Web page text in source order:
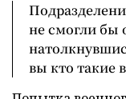
не смогли бы
вы кто такие